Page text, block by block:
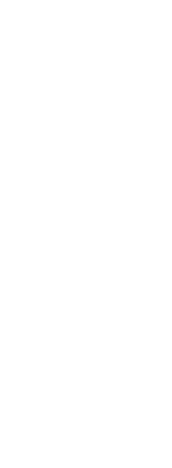
Hazır
ve
Hızlı bir başlangıç ,
Webkur sitenizi
haricinde sitenizi
Sihirbaz ismini
tasarımı seçerek